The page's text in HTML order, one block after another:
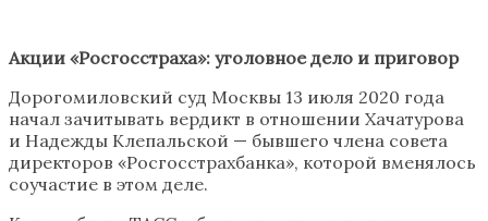
Акции «Росгосстраха»: уголовное дело и приговор
Дорогомиловский суд Москвы 13 июля 2020 года
начал зачитывать вердикт в отношении Хачатурова
и Надежды Клепальской — бывшего члена совета
директоров «Росгосстрахбанка», которой вменялось
соучастие в этом деле.